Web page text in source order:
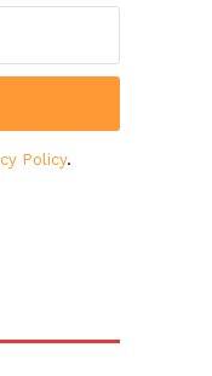
Policy.